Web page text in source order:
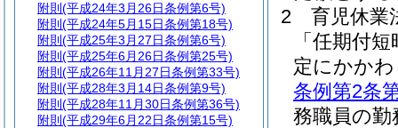
2
育児休業
「任期付
定にかか
条例第2条
務職員の勤
附則 (平成24年3月26日条例第6号)
附則 (平成24年5月15日条例第18号)
附則 (平成25年3月27日条例第6号)
附則 (平成25年6月26日条例第25号)
附則 (平成26年11月27日条例第33号)
附則 (平成28年3月14日条例第9号)
附則 (平成28年11月30日条例第36号)
附則 (平成29年6月22日条例第15号)